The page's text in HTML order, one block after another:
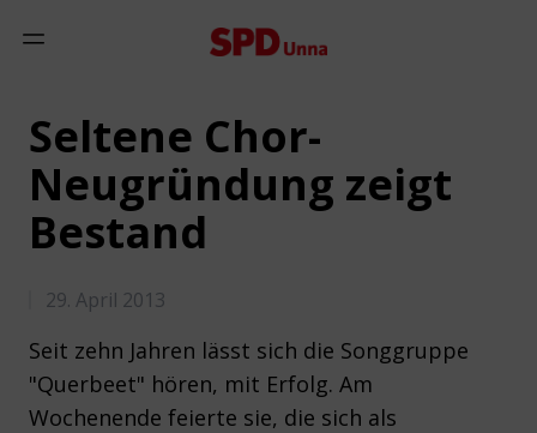
Mobiles Menü anzeigen
Seltene Chor-
Neugründung zeigt
Bestand
29. April 2013
Seit zehn Jahren lässt sich die Songgruppe
"Querbeet" hören, mit Erfolg. Am
Wochenende feierte sie, die sich als